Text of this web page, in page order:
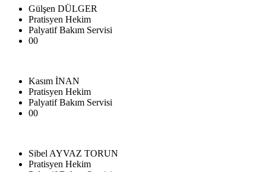
Gülşen DÜLGER
Pratisyen Hekim
Palyatif Bakım Servisi
00
Kasım İNAN
Pratisyen Hekim
Palyatif Bakım Servisi
00
Sibel AYVAZ TORUN
Pratisyen Hekim